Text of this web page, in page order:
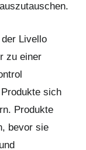
Livello
zu einer
sich
Produkte
bevor sie